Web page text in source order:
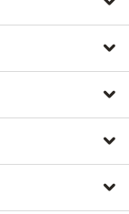
de înaltă